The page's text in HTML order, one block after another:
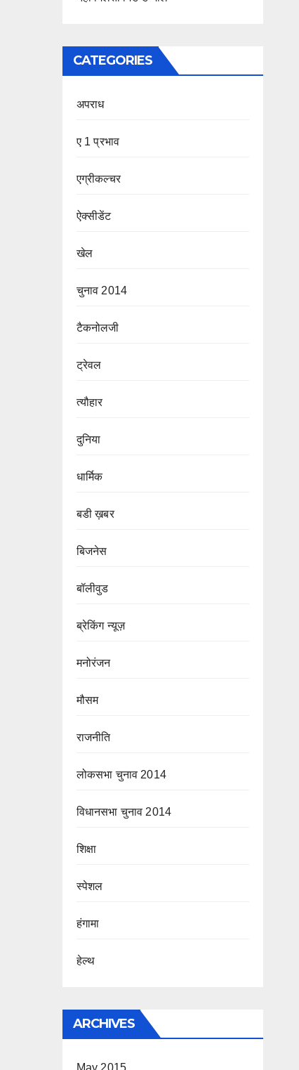
CATEGORIES
अपराध
ए 1 प्रभाव
एग्रीकल्चर
ऐक्सीडेंट
खेल
चुनाव 2014
टैकनोलजी
ट्रेवल
त्यौहार
दुनिया
धार्मिक
बडी ख़बर
बिजनेस
बॉलीवुड
ब्रेकिंग न्यूज़
मनोरंजन
मौसम
राजनीति
लोकसभा चुनाव 2014
विधानसभा चुनाव 2014
शिक्षा
स्पेशल
हंगामा
हेल्थ
ARCHIVES
May 2015